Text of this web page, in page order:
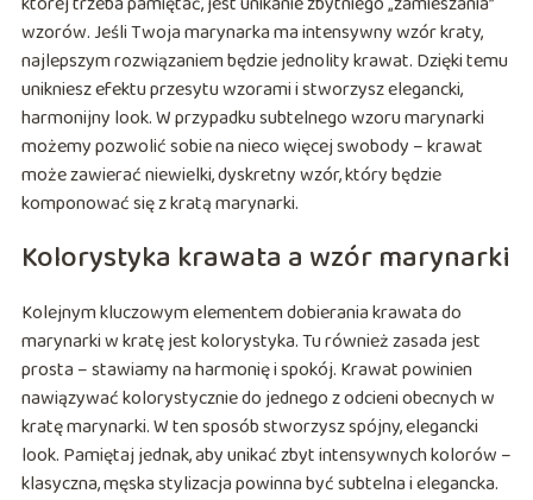
wzorów. Jeśli Twoja marynarka ma intensywny wzór kraty,
najlepszym rozwiązaniem będzie jednolity krawat. Dzięki temu
unikniesz efektu przesytu wzorami i stworzysz elegancki,
harmonijny look. W przypadku subtelnego wzoru marynarki
możemy pozwolić sobie na nieco więcej swobody – krawat
może zawierać niewielki, dyskretny wzór, który będzie
komponować się z kratą marynarki.
Kolorystyka krawata a wzór marynarki
Kolejnym kluczowym elementem dobierania krawata do
marynarki w kratę jest kolorystyka. Tu również zasada jest
prosta – stawiamy na harmonię i spokój. Krawat powinien
nawiązywać kolorystycznie do jednego z odcieni obecnych w
kratę marynarki. W ten sposób stworzysz spójny, elegancki
look. Pamiętaj jednak, aby unikać zbyt intensywnych kolorów –
klasyczna, męska stylizacja powinna być subtelna i elegancka.